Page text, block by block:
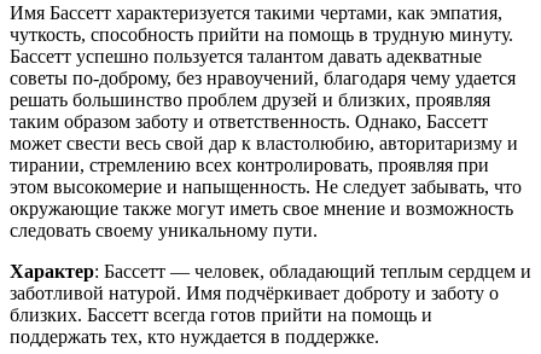
Имя Бассетт характеризуется такими чертами, как эмпатия,
чуткость, способность прийти на помощь в трудную минуту.
Бассетт успешно пользуется талантом давать адекватные
советы по-доброму, без нравоучений, благодаря чему удается
решать большинство проблем друзей и близких, проявляя
таким образом заботу и ответственность. Однако, Бассетт
может свести весь свой дар к властолюбию, авторитаризму и
тирании, стремлению всех контролировать, проявляя при
этом высокомерие и напыщенность. Не следует забывать, что
окружающие также могут иметь свое мнение и возможность
следовать своему уникальному пути.
Характер: Бассетт — человек, обладающий теплым сердцем и
заботливой натурой. Имя подчёркивает доброту и заботу о
близких. Бассетт всегда готов прийти на помощь и
поддержать тех, кто нуждается в поддержке.